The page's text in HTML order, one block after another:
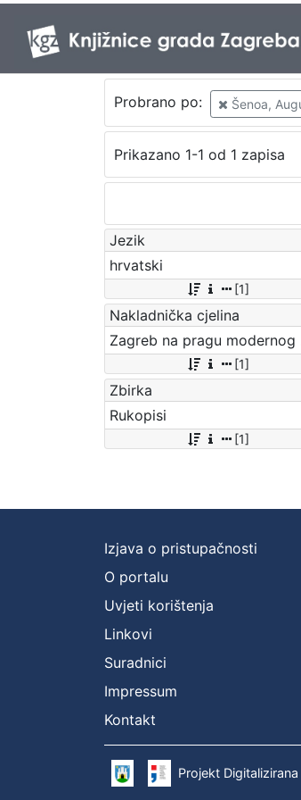
Probrano po: Šenoa,
Prikazano 1-1 od 1 zapisa
Jezik
hrvatski
[1]
Nakladnička cjelina
[1]
Zbirka
Rukopisi
[1]
Izjava o pristupačnosti
O portalu
Uvjeti korištenja
Linkovi
Suradnici
Impressum
Kontakt
Projekt